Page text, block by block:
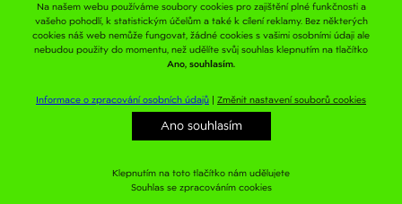
Pojďme posunout vaše podnikání
Začínáme
bezplatnou
konzultací
Spojte se s námi
Na našem webu používáme soubory cookies pro zajištění plné funkčnosti a
vašeho pohodlí, k statistickým účelům a také k cílení reklamy. Bez některých
cookies náš web nemůže fungovat, žádné cookies s vašimi osobními údaji ale
nebudou použity do momentu, než udělíte svůj souhlas klepnutím na tlačítko
Ano, souhlasím.
Informace o zpracování osobních údajů | Změnit nastavení souborů cookies
Ano souhlasím
Klepnutím na toto tlačítko nám udělujete
Souhlas se zpracováním cookies